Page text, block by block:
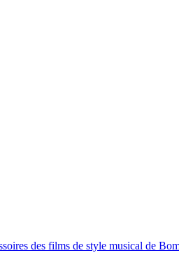
des films de style musical de